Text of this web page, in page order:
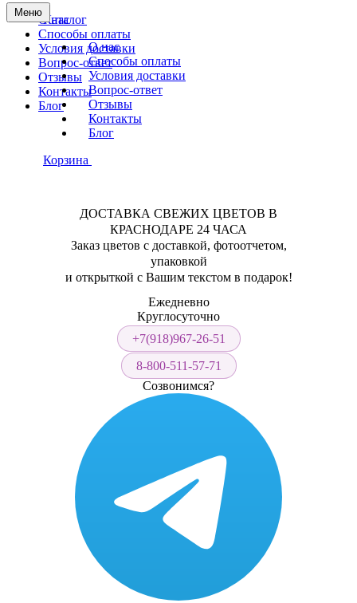
Меню
О нас
Способы оплаты
Условия доставки
Вопрос-ответ
Отзывы
Контакты
Блог
Каталог
О нас
Способы оплаты
Условия доставки
Вопрос-ответ
Отзывы
Контакты
Блог
Корзина
ДОСТАВКА СВЕЖИХ ЦВЕТОВ В
КРАСНОДАРЕ 24 ЧАСА
Заказ цветов с доставкой, фотоотчетом,
упаковкой
и открыткой с Вашим текстом в подарок!
Ежедневно
Круглосуточно
+7(918)967-26-51
8-800-511-57-71
Созвонимся?